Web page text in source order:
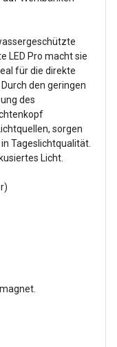
LED Pro macht sie
für die direkte
den geringen
des
sorgen
Tageslichtqualität.
Licht.